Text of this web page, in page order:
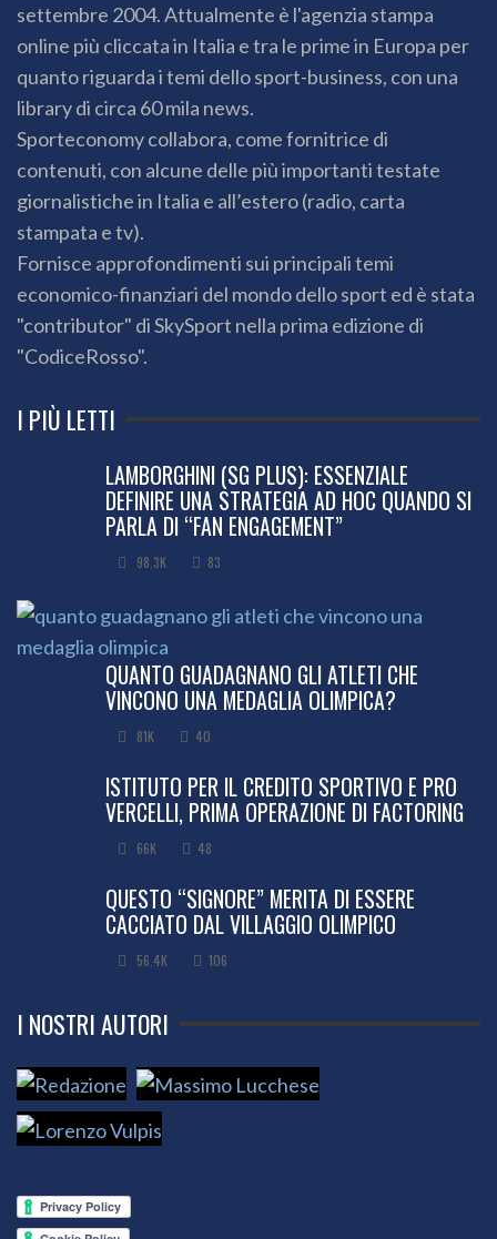
settembre 2004. Attualmente è l'agenzia stampa
online più cliccata in Italia e tra le prime in Europa per
quanto riguarda i temi dello sport-business, con una
library di circa 60 mila news.
Sporteconomy collabora, come fornitrice di
contenuti, con alcune delle più importanti testate
giornalistiche in Italia e all’estero (radio, carta
stampata e tv).
Fornisce approfondimenti sui principali temi
economico-finanziari del mondo dello sport ed è stata
"contributor" di SkySport nella prima edizione di
"CodiceRosso".
I PIÙ LETTI
LAMBORGHINI (SG PLUS): ESSENZIALE
DEFINIRE UNA STRATEGIA AD HOC QUANDO SI
PARLA DI “FAN ENGAGEMENT”
98.3K 83
QUANTO GUADAGNANO GLI ATLETI CHE
VINCONO UNA MEDAGLIA OLIMPICA?
81K 40
ISTITUTO PER IL CREDITO SPORTIVO E PRO
VERCELLI, PRIMA OPERAZIONE DI FACTORING
66K 48
QUESTO “SIGNORE” MERITA DI ESSERE
CACCIATO DAL VILLAGGIO OLIMPICO
56.4K 106
I NOSTRI AUTORI